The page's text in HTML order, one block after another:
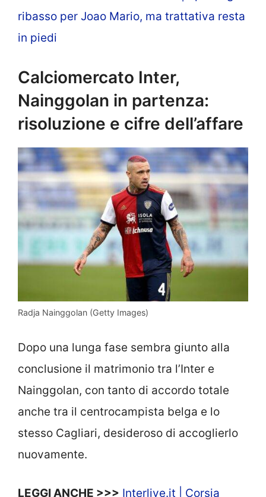
ribasso per Joao Mario, ma trattativa resta
in piedi
Calciomercato Inter,
Nainggolan in partenza:
risoluzione e cifre dell’affare
Radja Nainggolan (Getty Images)
Dopo una lunga fase sembra giunto alla
conclusione il matrimonio tra l’Inter e
Nainggolan, con tanto di accordo totale
anche tra il centrocampista belga e lo
stesso Cagliari, desideroso di accoglierlo
nuovamente.
LEGGI ANCHE >>> Interlive.it | Corsia